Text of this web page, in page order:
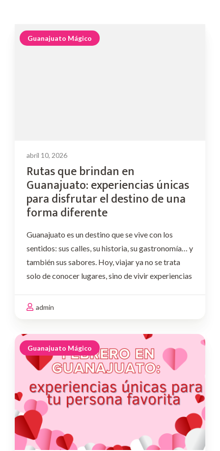
Guanajuato Mágico
abril 10, 2026
Rutas que brindan en
Guanajuato: experiencias únicas
para disfrutar el destino de una
forma diferente
Guanajuato es un destino que se vive con los
sentidos: sus calles, su historia, su gastronomía… y
también sus sabores. Hoy, viajar ya no se trata
solo de conocer lugares, sino de vivir experiencias
destino desde nuevas perspectivas. Por …
admin
Guanajuato Mágico